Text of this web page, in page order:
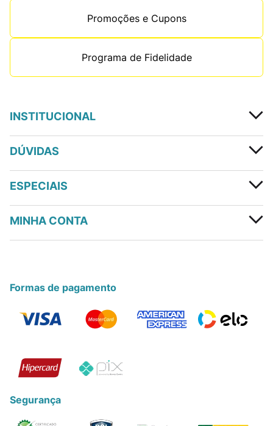
Promoções e Cupons
Programa de Fidelidade
INSTITUCIONAL
DÚVIDAS
ESPECIAIS
MINHA CONTA
Formas de pagamento
Segurança